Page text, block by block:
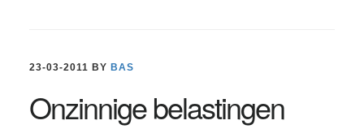
23-03-2011 BY BAS
Onzinnige belastingen